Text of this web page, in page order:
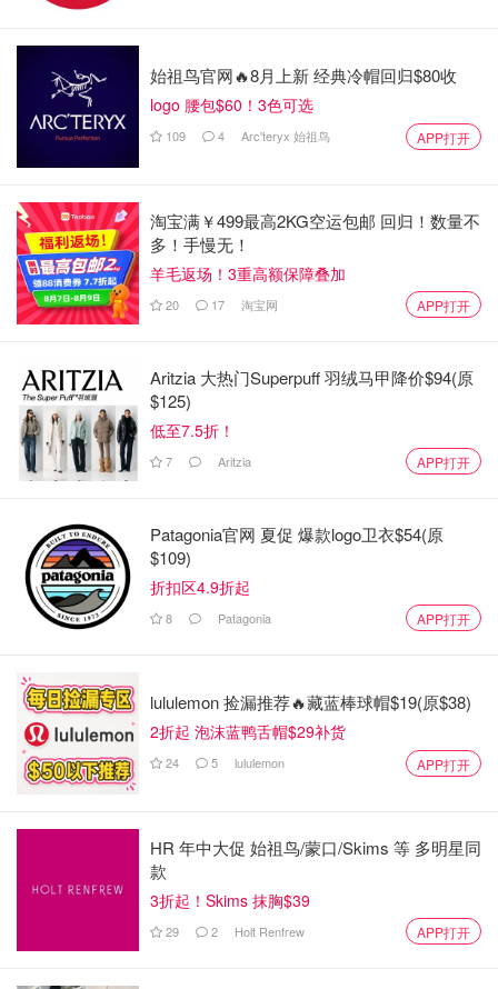
金姐早年确实是希尔顿的小跟班（当年还帮拎包那种），但
侃爷这话说得忒难听——生四个娃离婚后转头用施瓦辛格家
保姆的丑闻比喻金姐："保姆唯一的权力就是偷走你的孩
子"。这话直接否定了金姐作为四个孩子母亲的付出，吃瓜
群众都看不下去了！！
倒是侃爷这两年各种骚操作，精神状态令人担忧。
图片来自于@fortune ，版权属于原作者
不仅如此，侃爷还在Twitch直播中发表对犹太人和LGBT+群
始祖鸟官网🔥8月上新 经典冷帽回归$80收
logo 腰包$60！3色可选
109 4 Arc'teryx 始祖鸟 APP打开
淘宝满￥499最高2KG空运包邮 回归！数量不
多！手慢无！
羊毛返场！3重高额保障叠加
20 17 淘宝网 APP打开
Aritzia 大热门Superpuff 羽绒马甲降价$94(原
$125)
低至7.5折！
7 Aritzia APP打开
Patagonia官网 夏促 爆款logo卫衣$54(原
$109)
折扣区4.9折起
8 Patagonia APP打开
lululemon 捡漏推荐🔥藏蓝棒球帽$19(原$38)
2折起 泡沫蓝鸭舌帽$29补货
24 5 lululemon APP打开
HR 年中大促 始祖鸟/蒙口/Skims 等 多明星同
款
3折起！Skims 抹胸$39
29 2 Holt Renfrew APP打开